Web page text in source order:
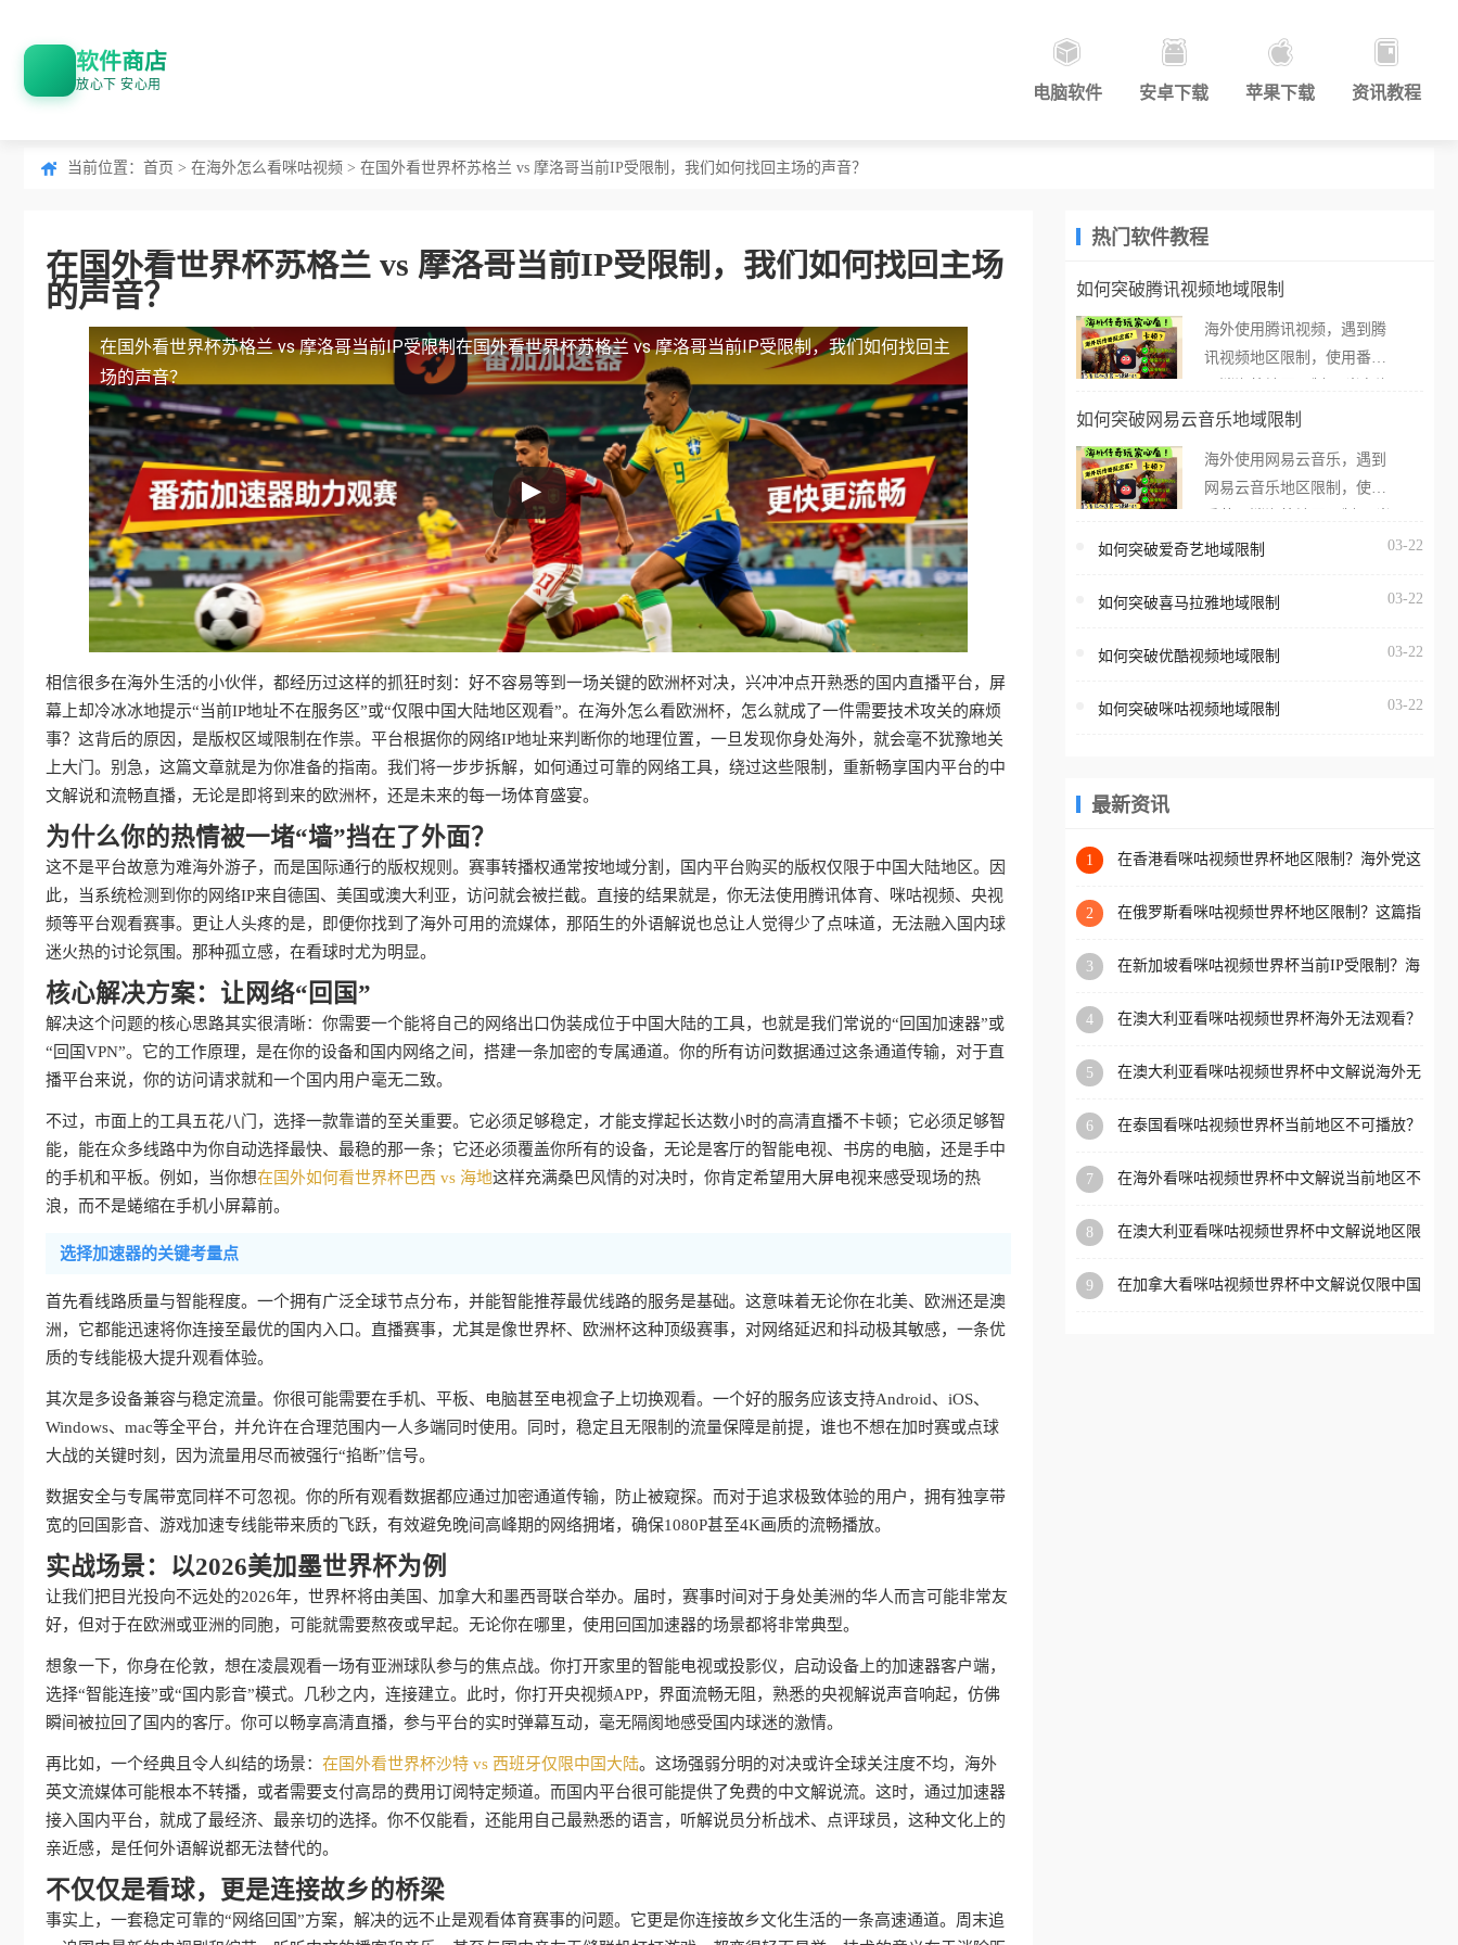
软件商店
放心下 安心用 电脑软件 安卓下载 苹果下载 资讯教程
当前位置： 首页 > 在海外怎么看咪咕视频 > 在国外看世界杯苏格兰 vs 摩洛哥当前IP受限制，我们如何找回主场的声音？
在国外看世界杯苏格兰 vs 摩洛哥当前IP受限制，我们如何找回主场
的声音？
在国外看世界杯苏格兰 vs 摩洛哥当前IP受限制在国外看世界杯苏格兰 vs 摩洛哥当前IP受限制，我们如何找回主
场的声音？
相信很多在海外生活的小伙伴，都经历过这样的抓狂时刻：好不容易等到一场关键的欧洲杯对决，兴冲冲点开熟悉的国内直播平台，屏
幕上却冷冰冰地提示“当前IP地址不在服务区”或“仅限中国大陆地区观看”。在海外怎么看欧洲杯，怎么就成了一件需要技术攻关的麻烦
事？这背后的原因，是版权区域限制在作祟。平台根据你的网络IP地址来判断你的地理位置，一旦发现你身处海外，就会毫不犹豫地关
上大门。别急，这篇文章就是为你准备的指南。我们将一步步拆解，如何通过可靠的网络工具，绕过这些限制，重新畅享国内平台的中
文解说和流畅直播，无论是即将到来的欧洲杯，还是未来的每一场体育盛宴。
为什么你的热情被一堵“墙”挡在了外面？
这不是平台故意为难海外游子，而是国际通行的版权规则。赛事转播权通常按地域分割，国内平台购买的版权仅限于中国大陆地区。因
此，当系统检测到你的网络IP来自德国、美国或澳大利亚，访问就会被拦截。直接的结果就是，你无法使用腾讯体育、咪咕视频、央视
频等平台观看赛事。更让人头疼的是，即便你找到了海外可用的流媒体，那陌生的外语解说也总让人觉得少了点味道，无法融入国内球
迷火热的讨论氛围。那种孤立感，在看球时尤为明显。
核心解决方案：让网络“回国”
解决这个问题的核心思路其实很清晰：你需要一个能将自己的网络出口伪装成位于中国大陆的工具，也就是我们常说的“回国加速器”或
“回国VPN”。它的工作原理，是在你的设备和国内网络之间，搭建一条加密的专属通道。你的所有访问数据通过这条通道传输，对于直
播平台来说，你的访问请求就和一个国内用户毫无二致。
不过，市面上的工具五花八门，选择一款靠谱的至关重要。它必须足够稳定，才能支撑起长达数小时的高清直播不卡顿；它必须足够智
能，能在众多线路中为你自动选择最快、最稳的那一条；它还必须覆盖你所有的设备，无论是客厅的智能电视、书房的电脑，还是手中
的手机和平板。例如，当你想在国外如何看世界杯巴西 vs 海地这样充满桑巴风情的对决时，你肯定希望用大屏电视来感受现场的热
浪，而不是蜷缩在手机小屏幕前。
选择加速器的关键考量点
首先看线路质量与智能程度。一个拥有广泛全球节点分布，并能智能推荐最优线路的服务是基础。这意味着无论你在北美、欧洲还是澳
洲，它都能迅速将你连接至最优的国内入口。直播赛事，尤其是像世界杯、欧洲杯这种顶级赛事，对网络延迟和抖动极其敏感，一条优
质的专线能极大提升观看体验。
其次是多设备兼容与稳定流量。你很可能需要在手机、平板、电脑甚至电视盒子上切换观看。一个好的服务应该支持Android、iOS、
Windows、mac等全平台，并允许在合理范围内一人多端同时使用。同时，稳定且无限制的流量保障是前提，谁也不想在加时赛或点球
大战的关键时刻，因为流量用尽而被强行“掐断”信号。
数据安全与专属带宽同样不可忽视。你的所有观看数据都应通过加密通道传输，防止被窥探。而对于追求极致体验的用户，拥有独享带
宽的回国影音、游戏加速专线能带来质的飞跃，有效避免晚间高峰期的网络拥堵，确保1080P甚至4K画质的流畅播放。
实战场景：以2026美加墨世界杯为例
让我们把目光投向不远处的2026年，世界杯将由美国、加拿大和墨西哥联合举办。届时，赛事时间对于身处美洲的华人而言可能非常友
好，但对于在欧洲或亚洲的同胞，可能就需要熬夜或早起。无论你在哪里，使用回国加速器的场景都将非常典型。
想象一下，你身在伦敦，想在凌晨观看一场有亚洲球队参与的焦点战。你打开家里的智能电视或投影仪，启动设备上的加速器客户端，
选择“智能连接”或“国内影音”模式。几秒之内，连接建立。此时，你打开央视频APP，界面流畅无阻，熟悉的央视解说声音响起，仿佛
瞬间被拉回了国内的客厅。你可以畅享高清直播，参与平台的实时弹幕互动，毫无隔阂地感受国内球迷的激情。
再比如，一个经典且令人纠结的场景： 在国外看世界杯沙特 vs 西班牙仅限中国大陆。这场强弱分明的对决或许全球关注度不均，海外
英文流媒体可能根本不转播，或者需要支付高昂的费用订阅特定频道。而国内平台很可能提供了免费的中文解说流。这时，通过加速器
接入国内平台，就成了最经济、最亲切的选择。你不仅能看，还能用自己最熟悉的语言，听解说员分析战术、点评球员，这种文化上的
亲近感，是任何外语解说都无法替代的。
不仅仅是看球，更是连接故乡的桥梁
事实上，一套稳定可靠的“网络回国”方案，解决的远不止是观看体育赛事的问题。它更是你连接故乡文化生活的一条高速通道。周末追
热门软件教程
如何突破腾讯视频地域限制
海外使用腾讯视频，遇到腾
讯视频地区限制，使用番茄
外打开腾讯视频，却突然弹
地区无法播放”的提示语。
海外用户如香港、澳门、台
亚、欧洲等国家和地区时，
台一样，出现地区及版权限
地区播放。 遇到这个问题的
区工作、留学、定居等，都
权限制所困扰。
如何突破网易云音乐地域限制
海外使用网易云音乐，遇到
网易云音乐地区限制，使用
在海外打开网易云音乐，却
所在的地区无法播放”的提示
门、台湾、美国、加拿大、
区时，网易云音乐也会像其
回国加速器，即可解决「海
版权限制」的问题，无论人
国、加拿大、澳大利亚、欧
学、定居等，都可以使用，
扰。
如何突破爱奇艺地域限制 03-22
如何突破喜马拉雅地域限制 03-22
如何突破优酷视频地域限制 03-22
如何突破咪咕视频地域限制 03-22
最新资讯
1
在香港看咪咕视频世界杯地区限制？海外党这
2
在俄罗斯看咪咕视频世界杯地区限制？这篇指
3
在新加坡看咪咕视频世界杯当前IP受限制？海
4
在澳大利亚看咪咕视频世界杯海外无法观看？
5
在澳大利亚看咪咕视频世界杯中文解说海外无
6
在泰国看咪咕视频世界杯当前地区不可播放？
7
在海外看咪咕视频世界杯中文解说当前地区不
8
在澳大利亚看咪咕视频世界杯中文解说地区限
9
在加拿大看咪咕视频世界杯中文解说仅限中国